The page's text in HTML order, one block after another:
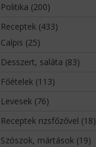
Politika (200)
Receptek(433)
Calpis (25)
Desszert, saláta (83)
Főételek(113)
Levesek(76)
Receptek rizsfőzővel (18)
Szószok, mártások(19)